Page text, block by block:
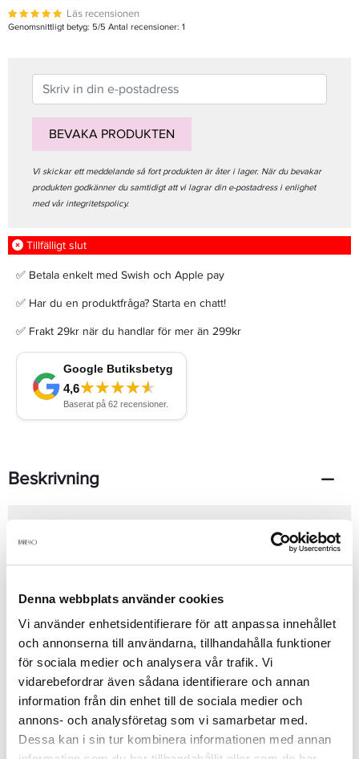
Denna webbplats använder cookies
Vi använder enhetsidentifierare för att anpassa innehållet
och annonserna till användarna, tillhandahålla funktioner
för sociala medier och analysera vår trafik. Vi
vidarebefordrar även sådana identifierare och annan
information från din enhet till de sociala medier och
annons- och analysföretag som vi samarbetar med.
Dessa kan i sin tur kombinera informationen med annan
Läs recensionen
Genomsnittligt betyg: 5/5 Antal recensioner: 1
BEVAKA PRODUKTEN
Vi skickar ett meddelande så fort produkten är åter i lager. När du bevakar
produkten godkänner du samtidigt att vi lagrar din e-postadress i enlighet
med vår integritetspolicy.
Tillfälligt slut
✅ Betala enkelt med Swish och Apple pay
✅ Har du en produktfråga? Starta en chatt!
✅ Frakt 29kr när du handlar för mer än 299kr
Beskrivning
Woman, Edt 50ml Modehus/Märke - Armani Code pour femme
från Armani lanserades 2006 och är varm, förförande och
blodapelsinHjärtnot: apelsinblomma, jasmin, ingefära och
lavendelhonung Basnot: sandelträ och vanilj
Se mer
Produktdetaljer
Recensioner